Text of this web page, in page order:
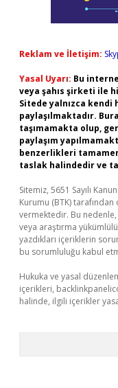
Reklam ve İletişim:
Yasal Uyarı: Bu
veya şahıs şirketi ile
Sitede yalnızca kendi
paylaşılmaktadır.
taşımamakta olup,
paylaşım
benzerlikleri
taslak halindedir ve
Sitemiz, 5651 Sayılı
Kurumu (BTK) tarafından
vermektedir. Bu
veya araştırma
yazdıkları içeriklerin
bu sorumluluğu kabul
Hukuka ve yasal
içerikleri,
halinde, ilgili içerikler